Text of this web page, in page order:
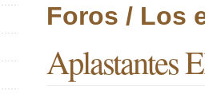
Foros / Los
Aplastantes